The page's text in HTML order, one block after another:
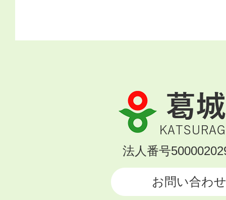
葛
城
市
KATSURAGI
法人番号
お問い合わせ